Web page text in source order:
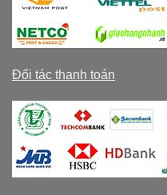
Đối tác thanh toán